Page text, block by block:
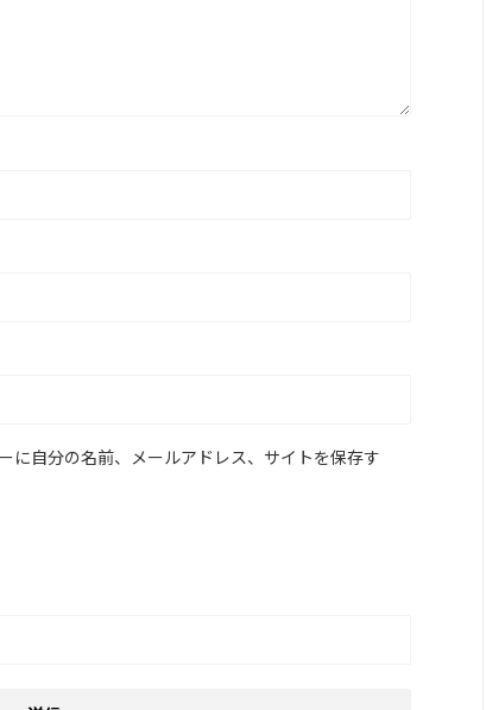
に自分の名前、メールアドレス、サイトを保存す